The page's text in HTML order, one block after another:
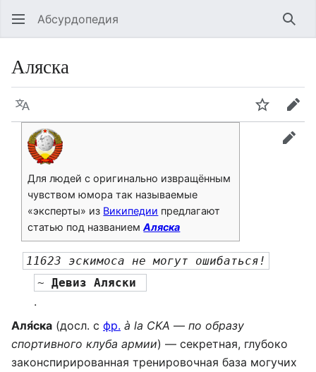
Абсурдопедия
Аляска
Язык
Для людей с оригинально извращённым
чувством юмора так называемые
«эксперты» из Википедии предлагают
статью под названиемАляска
11623 эскимоса не могут ошибаться!
~ Девиз Аляски
.
Аля́ска (досл. с фр. à la CKA — по образу
спортивного клуба армии) — секретная, глубоко
законспирированная тренировочная база могучих